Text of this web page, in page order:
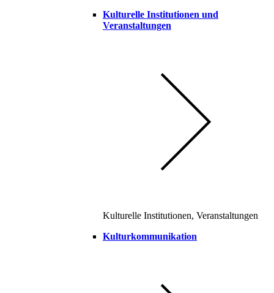
Kulturelle Institutionen und
Veranstaltungen
Kulturelle Institutionen, Veranstaltungen
Kulturkommunikation